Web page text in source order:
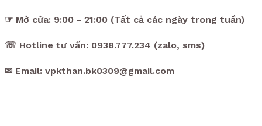
☞ Mở cửa: 9:00 - 21:00 (Tất cả các ngày trong tuần)
☏ Hotline tư vấn: 0938.777.234 (zalo, sms)
✉ Email: vpkthan.bk0309@gmail.com